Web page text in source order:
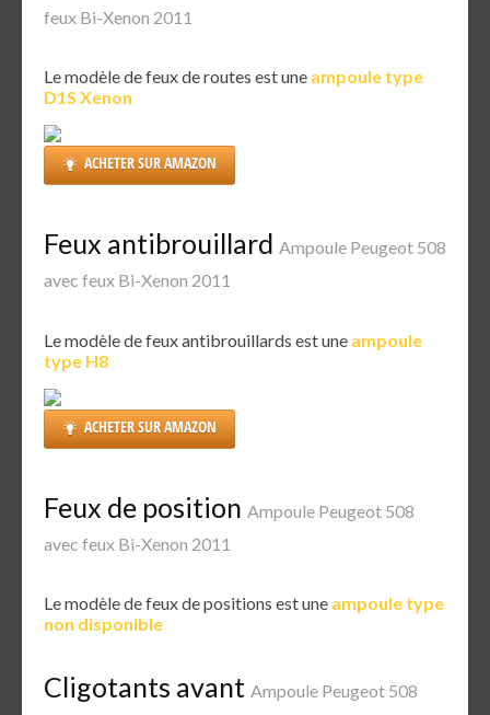
feux Bi-Xenon 2011
Le modèle de feux de routes est une ampoule type
D1S Xenon
ACHETER SUR AMAZON
Feux antibrouillard Ampoule Peugeot 508
avec feux Bi-Xenon 2011
Le modèle de feux antibrouillards est une ampoule
type H8
ACHETER SUR AMAZON
Feux de position Ampoule Peugeot 508
avec feux Bi-Xenon 2011
Le modèle de feux de positions est une ampoule type
non disponible
Cligotants avant Ampoule Peugeot 508